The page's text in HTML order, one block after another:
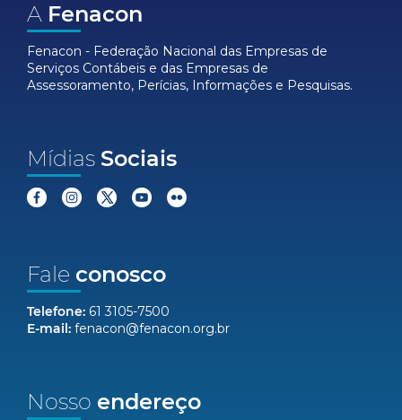
A Fenacon
Fenacon - Federação Nacional das Empresas de
Serviços Contábeis e das Empresas de
Assessoramento, Perícias, Informações e Pesquisas.
Mídias Sociais
Fale conosco
Telefone: 61 3105-7500
E-mail: fenacon@fenacon.org.br
Nosso endereço